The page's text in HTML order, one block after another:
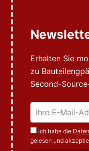
Erhalten Sie
zu
Second-
Ich habe die
gelesen und